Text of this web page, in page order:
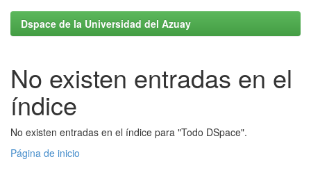
Dspace de la Universidad del Azuay
No existen entradas en el
índice
No existen entradas en el índice para "Todo DSpace".
Página de inicio